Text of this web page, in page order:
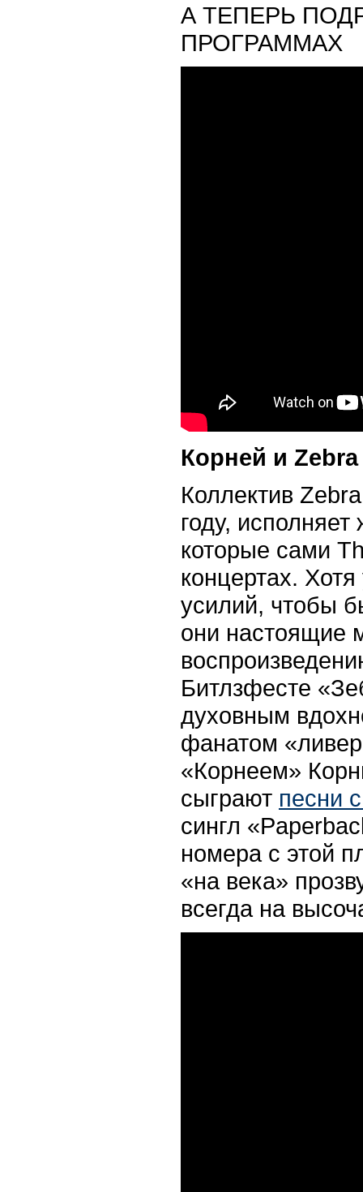
А ТЕПЕРЬ
ПРОГРАММАХ
Корней и
Коллектив
году,
которые сами
концертах.
усилий, чтобы
они настоящие
Битлзфесте
духовным
фанатом
«Корнеем»
сыграют песни
сингл
номера с этой
«на века»
всегда на